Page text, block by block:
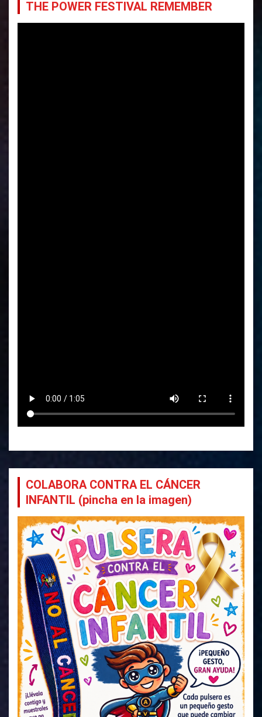
THE POWER FESTIVAL REMEMBER
COLABORA CONTRA EL CÁNCER
INFANTIL (pincha en la imagen)